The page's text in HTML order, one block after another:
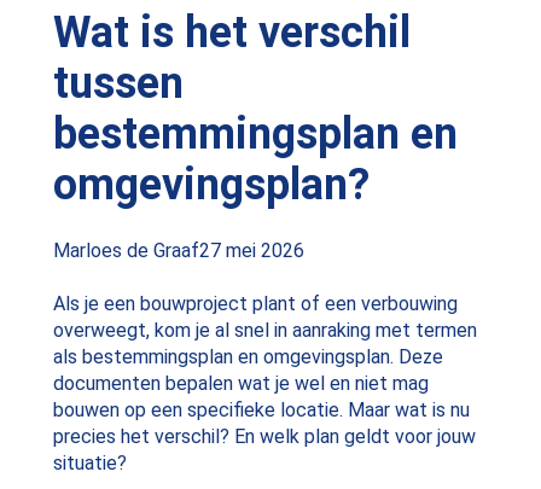
Wat is het verschil
tussen
bestemmingsplan en
omgevingsplan?
Posted
Marloes de Graaf27 mei 2026
Als je een bouwproject plant of een verbouwing
overweegt, kom je al snel in aanraking met termen
als bestemmingsplan en omgevingsplan. Deze
documenten bepalen wat je wel en niet mag
bouwen op een specifieke locatie. Maar wat is nu
precies het verschil? En welk plan geldt voor jouw
situatie?